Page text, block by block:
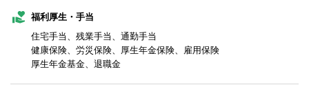
福利厚生・手当
住宅手当、残業手当、通勤手当
健康保険、労災保険、厚生年金保険、雇用保険
厚生年金基金、退職金